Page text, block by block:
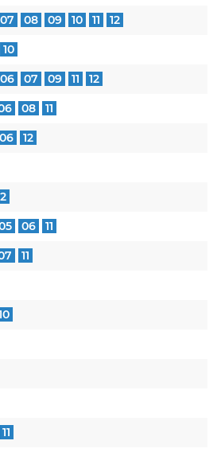
07 08 09 10 11 12
10
06 07 09 11 12
08 11
06 12
06 11
11
11